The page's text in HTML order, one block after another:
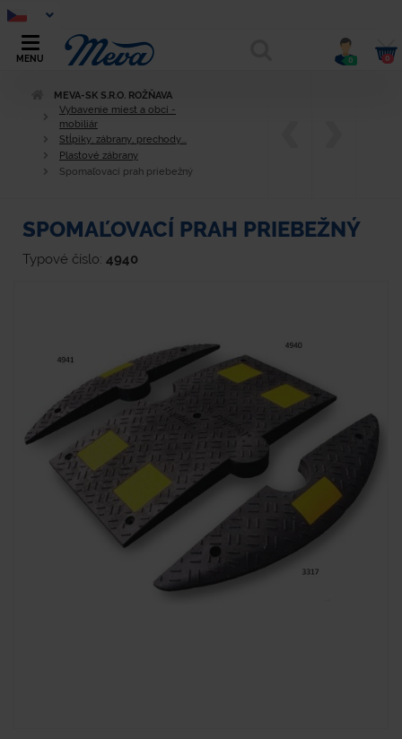
MENU 0 0
MEVA-SK S.R.O. ROŽŇAVA
Vybavenie miest a obcí -
mobiliár
Stĺpiky, zábrany, prechody...
Plastové zábrany
Spomaľovací prah priebežný
SPOMAĽOVACÍ PRAH PRIEBEŽNÝ
Typové číslo: 4940